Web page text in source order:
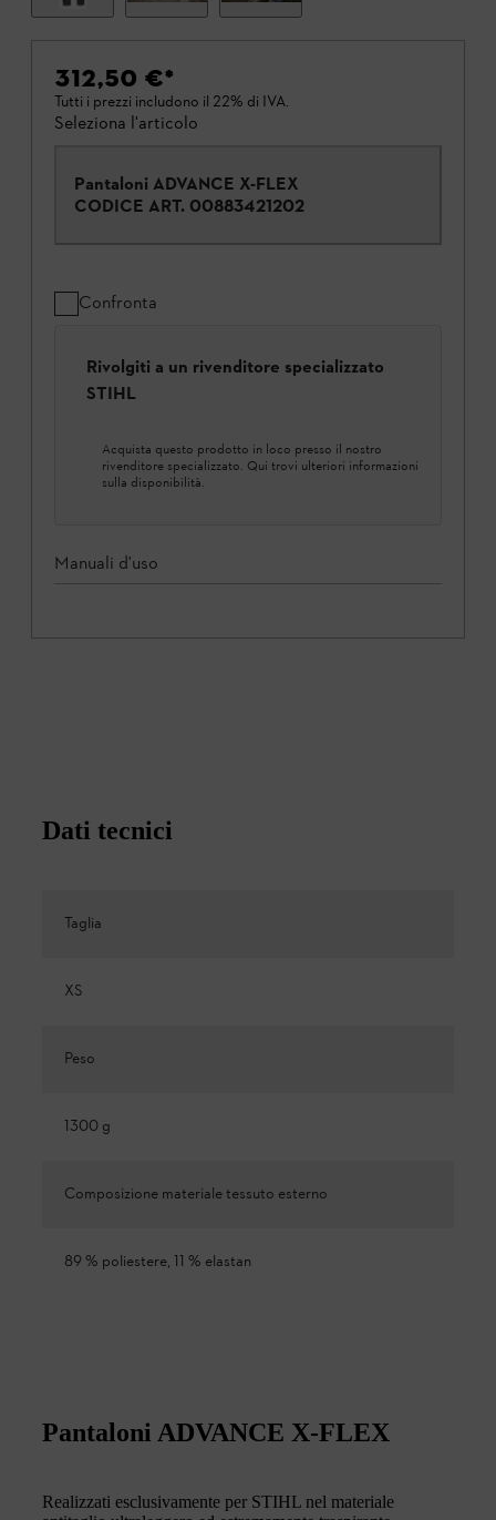
312,50 €*
Tutti i prezzi includono il 22% di IVA.
Seleziona l'articolo
Pantaloni ADVANCE X-FLEX
CODICE ART. 00883421202
Confronta
Rivolgiti a un rivenditore specializzato
STIHL
Acquista questo prodotto in loco presso il nostro
rivenditore specializzato. Qui trovi ulteriori informazioni
sulla disponibilità.
Manuali d'uso
Dati tecnici
Taglia
XS
Peso
1300 g
Composizione materiale tessuto esterno
89 % poliestere, 11 % elastan
Pantaloni ADVANCE X-FLEX
Realizzati esclusivamente per STIHL nel materiale